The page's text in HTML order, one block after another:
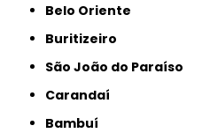
Belo Oriente
Buritizeiro
São João do Paraíso
Carandaí
Bambuí